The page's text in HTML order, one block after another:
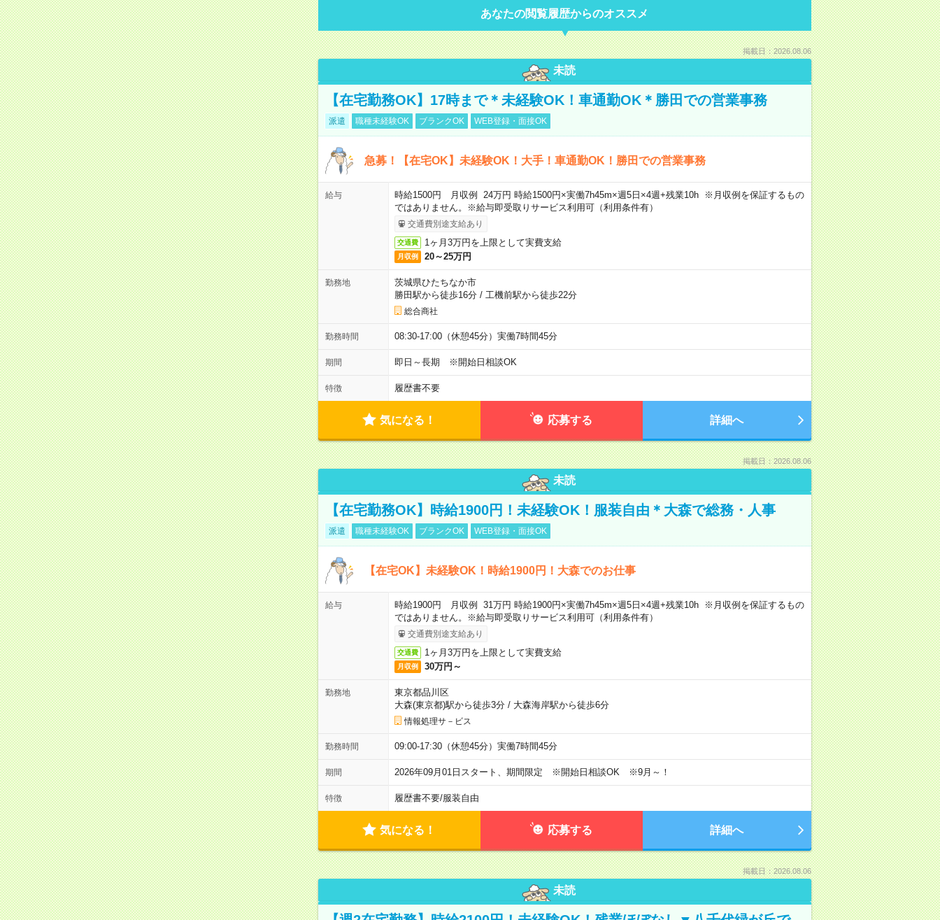
あなたの閲覧履歴からのオススメ
掲載日：2026.08.06
未読
【在宅勤務OK】17時まで＊未経験OK！車通勤OK＊勝田での営業事務
派遣 職種未経験OK ブランクOK WEB登録・面接OK
急募！【在宅OK】未経験OK！大手！車通勤OK！勝田での営業事務
給与
時給1500円 月収例 24万円 時給1500円×実働7h45m×週5日×4週+残業10h ※月収例を保証するもの
ではありません。※給与即受取りサービス利用可（利用条件有）
交通費別途支給あり
交通費 1ヶ月3万円を上限として実費支給
月収例 20～25万円
勤務地
茨城県ひたちなか市
勝田駅から徒歩16分/ 工機前駅から徒歩22分
総合商社
勤務時間 08:30-17:00（休憩45分）実働7時間45分
期間 即日～長期 ※開始日相談OK
特徴 履歴書不要
気になる！ 応募する 詳細へ
掲載日：2026.08.06
未読
【在宅勤務OK】時給1900円！未経験OK！服装自由＊大森で総務・人事
派遣 職種未経験OK ブランクOK WEB登録・面接OK
【在宅OK】未経験OK！時給1900円！大森でのお仕事
給与
時給1900円 月収例 31万円 時給1900円×実働7h45m×週5日×4週+残業10h ※月収例を保証するもの
ではありません。※給与即受取りサービス利用可（利用条件有）
交通費別途支給あり
交通費 1ヶ月3万円を上限として実費支給
月収例 30万円～
勤務地
東京都品川区
大森(東京都)駅から徒歩3分/ 大森海岸駅から徒歩6分
情報処理サ－ビス
勤務時間 09:00-17:30（休憩45分）実働7時間45分
期間 2026年09月01日スタート、期間限定 ※開始日相談OK ※9月～！
特徴 履歴書不要/服装自由
気になる！ 応募する 詳細へ
掲載日：2026.08.06
未読